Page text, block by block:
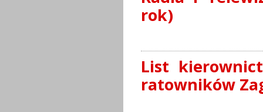
rok)
List
ratowników